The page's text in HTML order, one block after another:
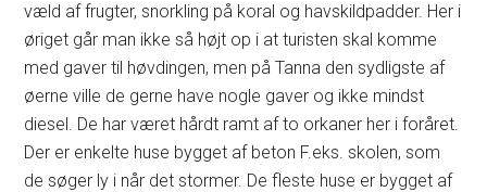
væld af frugter, snorkling på koral og havskildpadder. Her i
øriget går man ikke så højt op i at turisten skal komme
med gaver til høvdingen, men på Tanna den sydligste af
øerne ville de gerne have nogle gaver og ikke mindst
diesel. De har været hårdt ramt af to orkaner her i foråret.
Der er enkelte huse bygget af beton F.eks. skolen, som
de søger ly i når det stormer. De fleste huse er bygget af